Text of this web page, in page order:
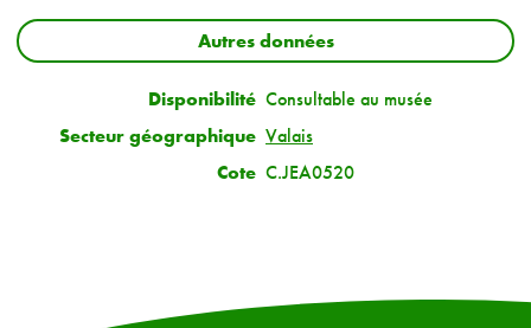
Autres données
Disponibilité Consultable au musée
Secteur géographique Valais
Cote C.JEA0520